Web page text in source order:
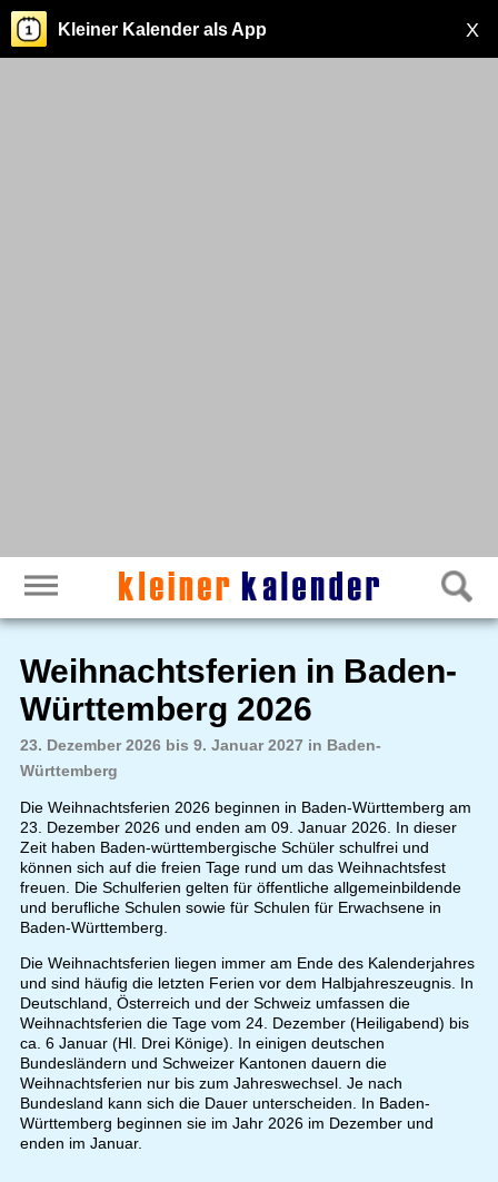
X
Kleiner Kalender als App
Weihnachtsferien in Baden-
Württemberg 2026
23. Dezember 2026 bis 9. Januar 2027 in Baden-
Württemberg
Die Weihnachtsferien 2026 beginnen in Baden-Württemberg am
23. Dezember 2026 und enden am 09. Januar 2026. In dieser
Zeit haben Baden-württembergische Schüler schulfrei und
können sich auf die freien Tage rund um das Weihnachtsfest
freuen. Die Schulferien gelten für öffentliche allgemeinbildende
und berufliche Schulen sowie für Schulen für Erwachsene in
Baden-Württemberg.
Die Weihnachtsferien liegen immer am Ende des Kalenderjahres
und sind häufig die letzten Ferien vor dem Halbjahreszeugnis. In
Deutschland, Österreich und der Schweiz umfassen die
Weihnachtsferien die Tage vom 24. Dezember (Heiligabend) bis
ca. 6 Januar (Hl. Drei Könige). In einigen deutschen
Bundesländern und Schweizer Kantonen dauern die
Weihnachtsferien nur bis zum Jahreswechsel. Je nach
Bundesland kann sich die Dauer unterscheiden. In Baden-
Württemberg beginnen sie im Jahr 2026 im Dezember und
enden im Januar.